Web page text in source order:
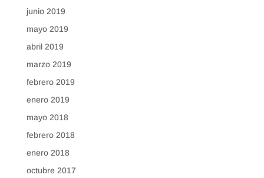
junio 2019
mayo 2019
abril 2019
marzo 2019
febrero 2019
enero 2019
mayo 2018
febrero 2018
enero 2018
octubre 2017